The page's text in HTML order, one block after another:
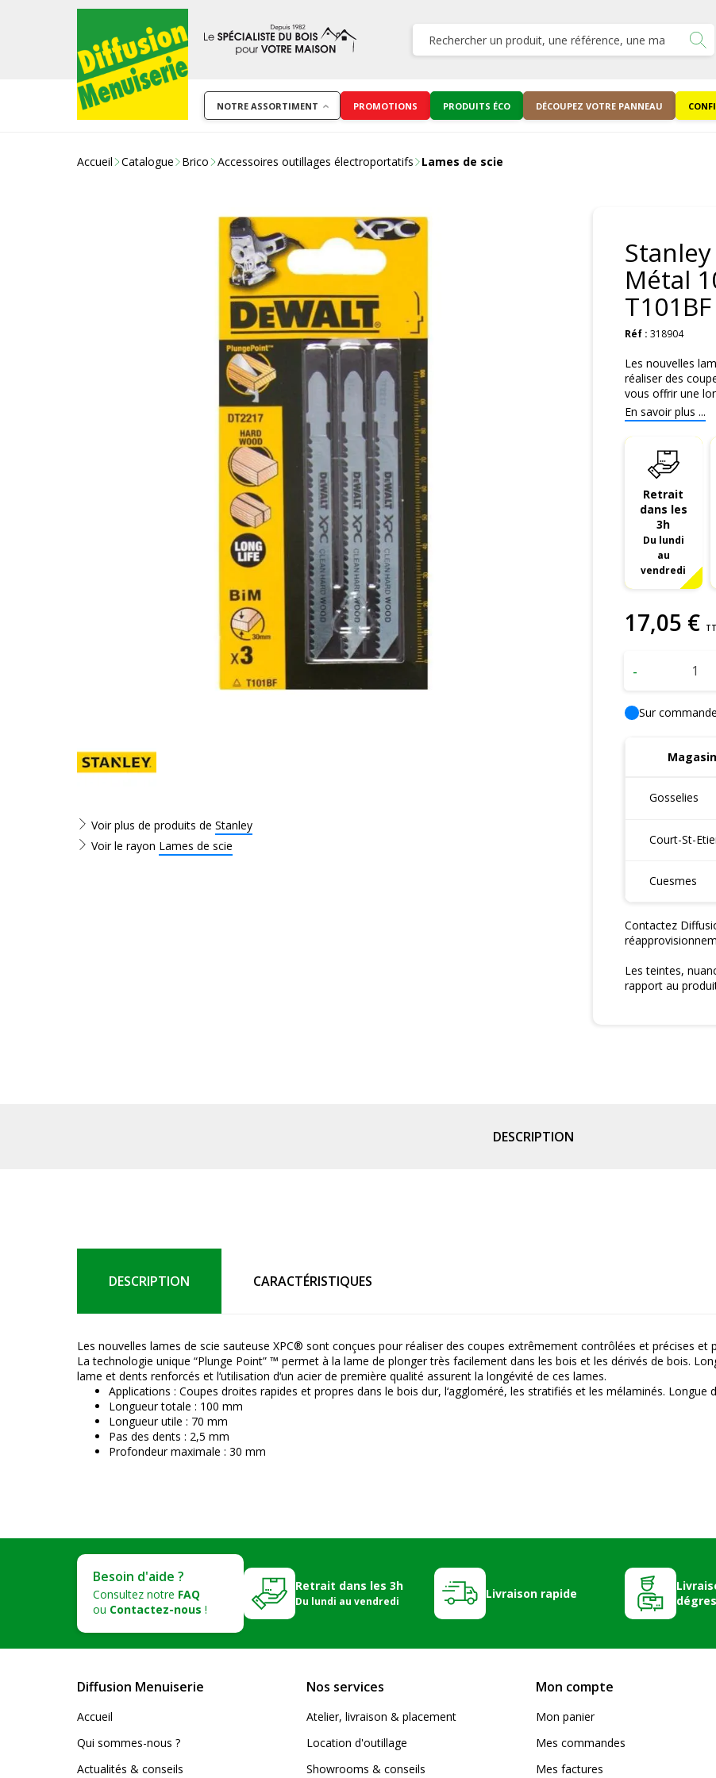
NOTRE ASSORTIMENT PROMOTIONS PRODUITS ÉCO DÉCOUPEZ VOTRE PANNEAU
Accueil Catalogue Brico Accessoires outillages électroportatifs Lames de scie
Voir plus de produits de Stanley
Voir le rayon Lames de scie
Stanley
Métal
T101BF
Réf : 318904
Les nouvelles
réaliser des
vous offrir une
En savoir plus ...
Retrait
dans les
3h
Du lundi
au
vendredi
17,05 €
-
Sur commande
Gosselies
Court-St-
Cuesmes
Contactez
Les teintes,
rapport au
DESCRIPTION
DESCRIPTION CARACTÉRISTIQUES
Les nouvelles lames de scie sauteuse XPC® sont conçues pour réaliser des coupes extrêmement contrôlées et précises
La technologie unique “Plunge Point” ™ permet à la lame de plonger très facilement dans les bois et les dérivés de bois.
lame et dents renforcés et l‘utilisation d‘un acier de première qualité assurent la longévité de ces lames.
Applications : Coupes droites rapides et propres dans le bois dur, l‘aggloméré, les stratifiés et les mélaminés. Longue
Longueur totale : 100 mm
Longueur utile : 70 mm
Pas des dents : 2,5 mm
Profondeur maximale : 30 mm
Besoin d'aide ?
Consultez notre FAQ
ou Contactez-nous !
Retrait dans les 3h
Du lundi au vendredi
Livraison rapide
Diffusion Menuiserie
Accueil
Qui sommes-nous ?
Actualités & conseils
Nos services
Atelier, livraison & placement
Location d'outillage
Showrooms & conseils
Mon compte
Mon panier
Mes commandes
Mes factures